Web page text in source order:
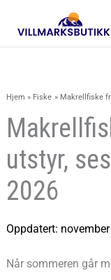
til
Hjem Fiske Makrellfiske
utstyr,
2026
Oppdatert:
Når sommeren går